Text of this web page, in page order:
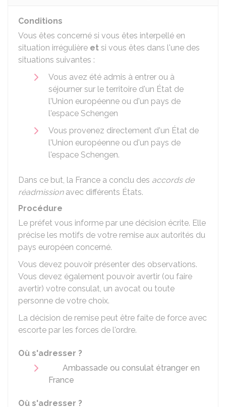
Conditions
Vous êtes concerné si vous êtes interpellé en
situation irrégulière et si vous êtes dans l'une des
situations suivantes :
Vous avez été admis à entrer ou à
séjourner sur le territoire d'un État de
l'Union européenne ou d'un pays de
l'espace Schengen
Vous provenez directement d'un État de
l'Union européenne ou d'un pays de
l'espace Schengen.
Dans ce but, la France a conclu des accords de
réadmissionavec différents États.
Procédure
Le préfet vous informe par une décision écrite. Elle
précise les motifs de votre remise aux autorités du
pays européen concerné.
Vous devez pouvoir présenter des observations.
Vous devez également pouvoir avertir (ou faire
avertir) votre consulat, un avocat ou toute
personne de votre choix.
La décision de remise peut être faite de force avec
escorte par les forces de l'ordre.
Où s'adresser ?
Ambassade ou consulat étranger en
France
Où s'adresser ?